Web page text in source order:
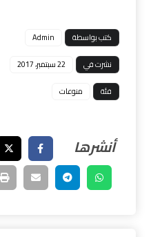
كتب بواسطة
Admin
نشرت في
22 سبتمبر، 2017
فئة
منوعات